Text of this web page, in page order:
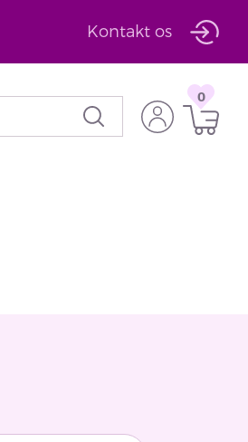
Kontakt os
0